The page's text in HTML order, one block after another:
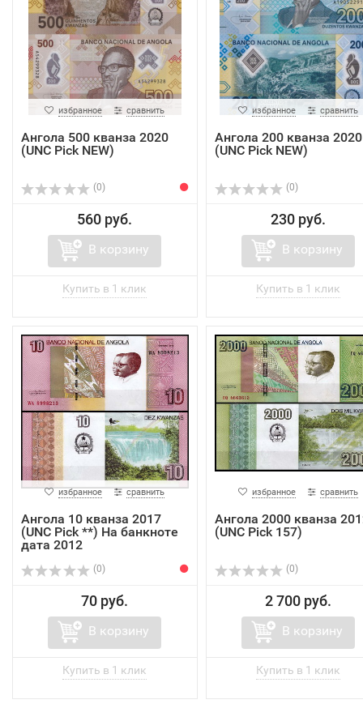
избранное сравнить
Ангола 500 кванза 2020
(UNC Pick NEW)
(0)
560 руб.
В корзину
избранное сравнить
Ангола 200 кванза 2020
(UNC Pick NEW)
(0)
230 руб.
В корзину
избранное сравнить
Ангола 10 кванза 2017
(UNC Pick **) На банкноте
дата 2012
(0)
70 руб.
В корзину
избранное сравнить
Ангола 2000 кванза
(UNC Pick 157)
(0)
2 700 руб.
В корзину